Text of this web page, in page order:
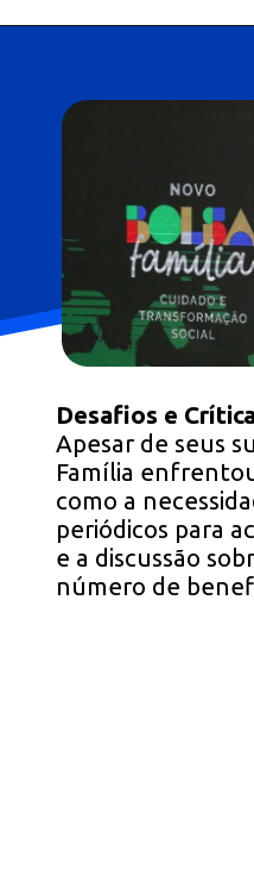
Desafios e
Apesar de seus
Família
como a
periódicos para
e a discussão
número de